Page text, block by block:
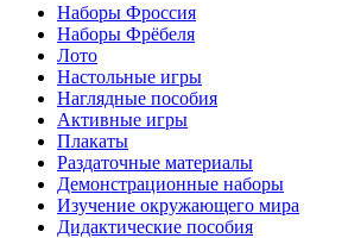
Наборы Фроссия
Наборы Фрёбеля
Лото
Настольные игры
Наглядные пособия
Активные игры
Плакаты
Раздаточные материалы
Демонстрационные наборы
Изучение окружающего мира
Дидактические пособия